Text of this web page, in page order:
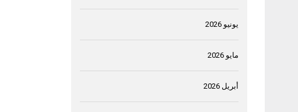
يونيو 2026
مايو 2026
أبريل 2026